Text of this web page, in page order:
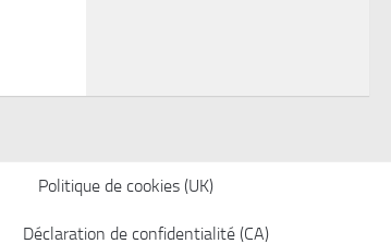
Politique de cookies (UK)
Déclaration de confidentialité (CA)